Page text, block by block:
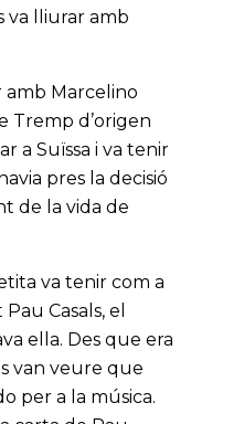
va lliurar amb
amb Marcelino
Tremp d’origen
a Suïssa i va tenir
pres la decisió
de la vida de
va tenir com a
Casals, el
ella. Des que era
van veure que
per a la música.